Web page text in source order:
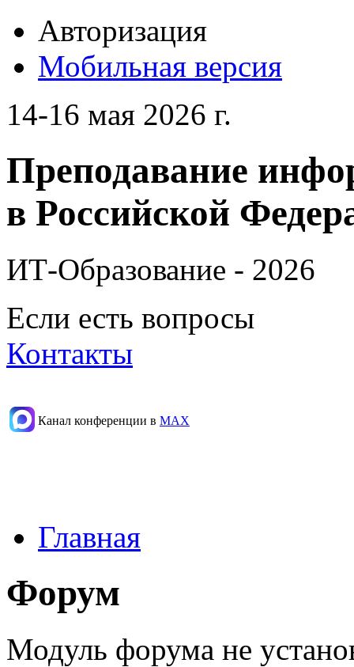
Авторизация
Мобильная версия
14-16 мая 2026 г.
Преподавание
в Российской
ИТ-Образование - 2026
Если есть вопросы
Контакты
Канал конференции в МАХ
Главная
Форум
Модуль форума не